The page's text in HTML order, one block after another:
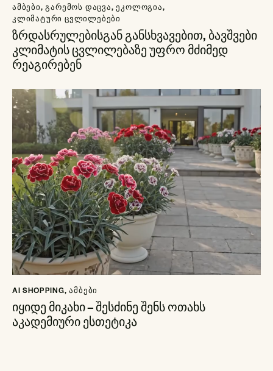
ᲐᲛᲑᲔᲑᲘ,ᲒᲐᲠᲔᲛᲝᲡ ᲓᲐᲪᲕᲐ,ᲔᲙᲝᲚᲝᲒᲘᲐ,
ᲙᲚᲘᲛᲐᲢᲣᲠᲘ ᲪᲕᲚᲘᲚᲔᲑᲔᲑᲘ
ზრდასრულებისგან განსხვავებით, ბავშვები
კლიმატის ცვლილებაზე უფრო მძიმედ
რეაგირებენ
AI SHOPPING,ᲐᲛᲑᲔᲑᲘ
იყიდე მიკახი – შესძინე შენს ოთახს
აკადემიური ესთეტიკა